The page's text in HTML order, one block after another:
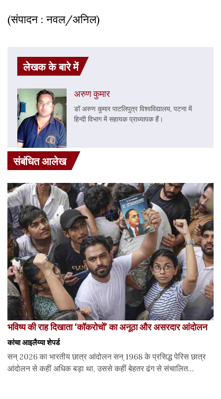
(संपादन : नवल/अनिल)
लेखक के बारे में
अरुण कुमार
डॉ अरुण कुमार पाटलिपुत्र विश्वविद्यालय, पटना में
हिन्दी विभाग में सहायक प्राध्यापक हैं।
संबंधित आलेख
भविष्य की राह दिखाता ‘कॉकरोचों’ का अनूठा और असरदार आंदोलन
कांचा आइलैय्या शेपर्ड
सन् 2026 का भारतीय छात्र आंदोलन सन् 1968 के प्रसिद्ध पेरिस छात्र
आंदोलन से कहीं अधिक बड़ा था, उससे कहीं बेहतर ढंग से संचालित...